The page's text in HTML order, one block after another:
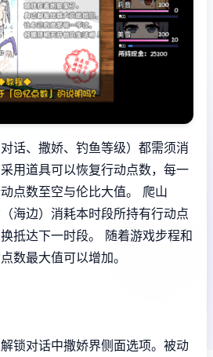
话、撒娇、钓鱼等级）都需须消
采用道具可以恢复行动点数，每一
点数至空与伦比大值。
爬山
（海边）消耗本时段所持有行动点
抵达下一时段。
随着游戏步程和
数最大值可以增加。
锁对话中撒娇界侧面选项。 被动